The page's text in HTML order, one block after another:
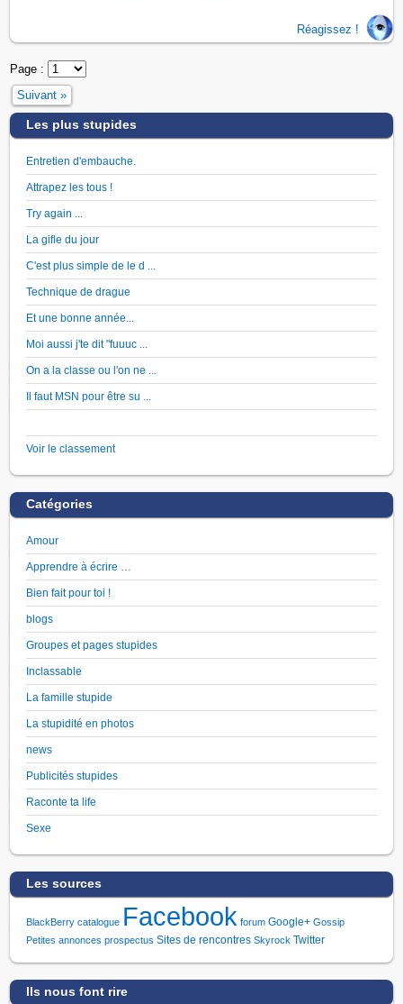
Réagissez !
Page :
Suivant »
Les plus stupides
Entretien d'embauche.
Attrapez les tous !
Try again ...
La gifle du jour
C'est plus simple de le d ...
Technique de drague
Et une bonne année...
Moi aussi j'te dit "fuuuc ...
On a la classe ou l'on ne ...
Il faut MSN pour être su ...
Voir le classement
Catégories
Amour
Apprendre à écrire …
Bien fait pour toi !
blogs
Groupes et pages stupides
Inclassable
La famille stupide
La stupidité en photos
news
Publicités stupides
Raconte ta life
Sexe
Les sources
BlackBerry catalogue Facebook forum Google+ Gossip
Petites annonces prospectus Sites de rencontres Skyrock Twitter
Ils nous font rire